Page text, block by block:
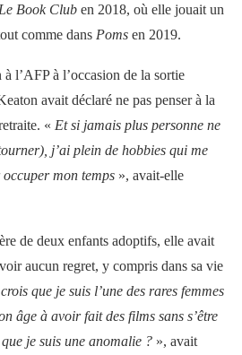
Le Book Club en 2018, où elle jouait un
comme dans Poms en 2019.
l’AFP à l’occasion de la sortie
avait déclaré ne pas penser à la
« Et si jamais plus personne ne
j’ai plein de hobbies qui me
mon temps », avait-elle
de deux enfants adoptifs, elle avait
aucun regret, y compris dans sa vie
que je suis l’une des rares femmes
âge à avoir fait des films sans s’être
je suis une anomalie ? », avait